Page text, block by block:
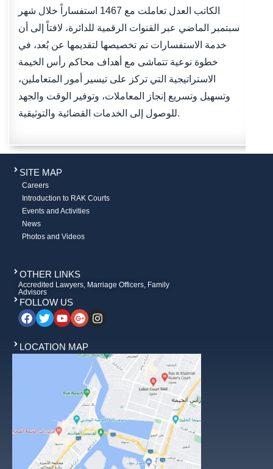
الكاتب العدل تعاملت مع 1467 استفساراً خلال شهر
سبتمبر الماضي عبر القنوات الرقمية للدائرة، لافتاً إلى أن
خدمة الاستفسارات تم تخصيصها لتقديمها عن بُعد، في
خطوة نوعية تتماشى مع أهداف محاكم رأس الخيمة
الاستراتيجية التي تركز على تيسير أمور المتعاملين،
وتسهيل وتسريع إنجاز المعاملات، وتوفير الوقت والجهد
للوصول إلى الخدمات القضائية والتوثيقية.
SITE MAP
Careers
Introduction to RAK Courts
Events and Activities
News
Photos and Videos
OTHER LINKS
Accredited Lawyers, Marriage Officers, Family
Advisors
FOLLOW US
LOCATION MAP